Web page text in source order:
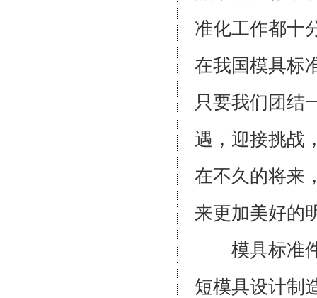
准化工作都十
在我国模具标
只要我们团结
遇，迎接挑战
在不久的将来
来更加美好的
模具标准件
短模具设计制